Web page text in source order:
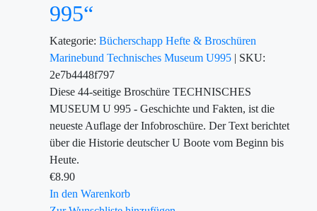
995“
Kategorie: Bücherschapp Hefte & Broschüren
Marinebund Technisches Museum U995 | SKU:
2e7b4448f797
Diese 44-seitige Broschüre TECHNISCHES
MUSEUM U 995 - Geschichte und Fakten, ist die
neueste Auflage der Infobroschüre. Der Text berichtet
über die Historie deutscher U Boote vom Beginn bis
Heute.
€8.90
In den Warenkorb